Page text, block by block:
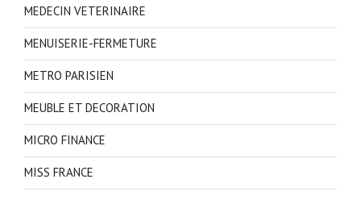
MEDECIN VETERINAIRE
MENUISERIE-FERMETURE
METRO PARISIEN
MEUBLE ET DECORATION
MICRO FINANCE
MISS FRANCE